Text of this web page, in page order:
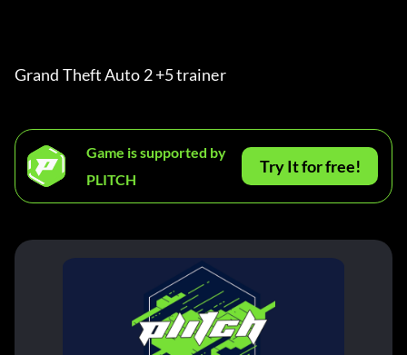
Grand Theft Auto 2 +5 trainer
Game is supported by
PLITCH
Try It for free!